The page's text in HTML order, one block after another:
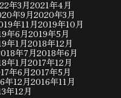
年3月2021年4月
年9月2020年3月
年11月2019年10月
年6月2019年5月
年1月2018年12月
年7月2018年6月
年1月2017年12月
年6月2017年5月
年12月2016年11月
年12月